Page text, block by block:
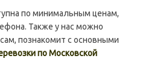
по минимальным ценам,
Также у нас можно
познакомит с основными
по Московской